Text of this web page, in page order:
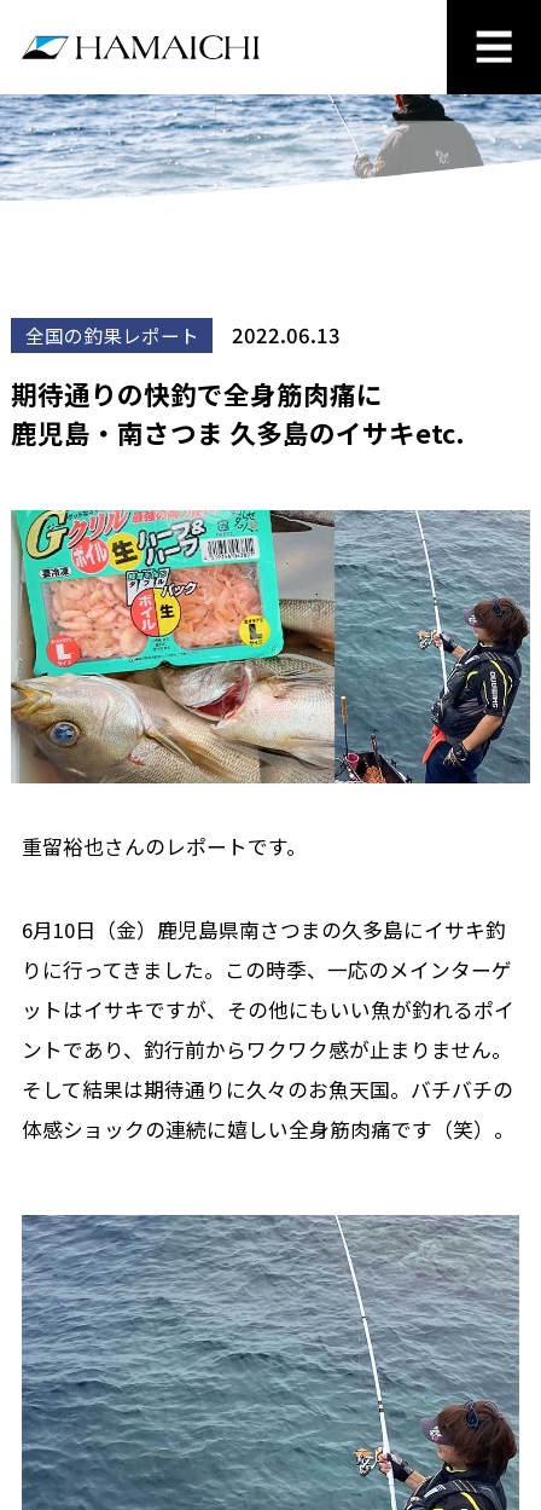
全国の釣果レポート 2022.06.13
期待通りの快釣で全身筋肉痛に
鹿児島・南さつま 久多島のイサキetc.
重留裕也さんのレポートです。
6月10日（金）鹿児島県南さつまの久多島にイサキ釣
りに行ってきました。この時季、一応のメインターゲ
ットはイサキですが、その他にもいい魚が釣れるポイ
ントであり、釣行前からワクワク感が止まりません。
そして結果は期待通りに久々のお魚天国。バチバチの
体感ショックの連続に嬉しい全身筋肉痛です（笑）。